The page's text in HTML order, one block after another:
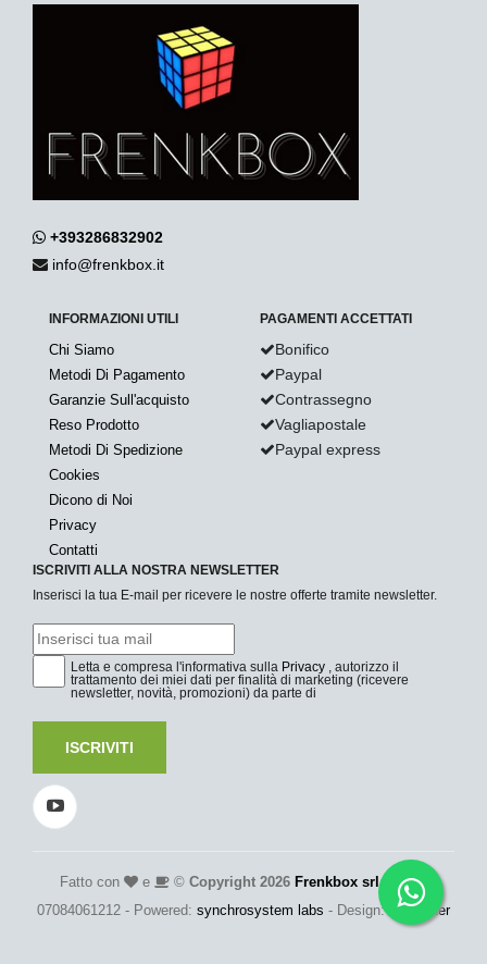
+393286832902
info@frenkbox.it
INFORMAZIONI UTILI
Chi Siamo
Metodi Di Pagamento
Garanzie Sull'acquisto
Reso Prodotto
Metodi Di Spedizione
Cookies
Dicono di Noi
Privacy
Contatti
PAGAMENTI ACCETTATI
Bonifico
Paypal
Contrassegno
Vagliapostale
Paypal express
ISCRIVITI ALLA NOSTRA NEWSLETTER
Inserisci la tua E-mail per ricevere le nostre offerte tramite newsletter.
Letta e compresa l'informativa sulla Privacy , autorizzo il
trattamento dei miei dati per finalità di marketing (ricevere
newsletter, novità, promozioni) da parte di
ISCRIVITI
Fatto con e © Copyright 2026 Frenkbox srl- P.Iva:
07084061212 - Powered: synchrosystem labs - Design: adesigner